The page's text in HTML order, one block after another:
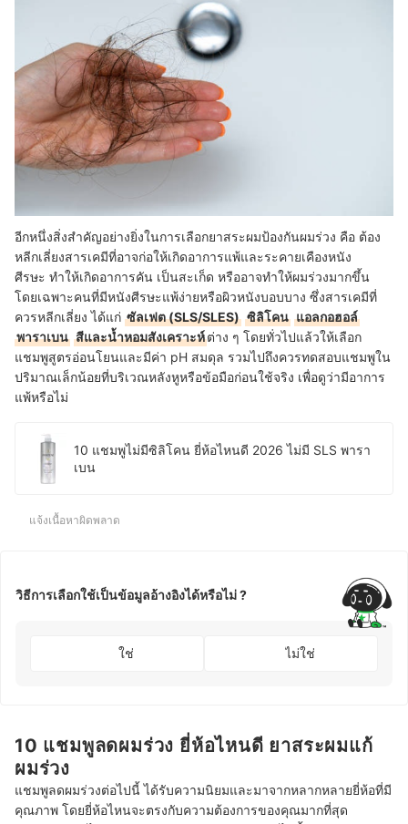
อีกหนึ่งสิ่งสำคัญอย่างยิ่งในการเลือกยาสระผมป้องกันผมร่วง คือ ต้อง
หลีกเลี่ยงสารเคมีที่อาจก่อให้เกิดอาการแพ้และระคายเคืองหนัง
ศีรษะ ทำให้เกิดอาการคัน เป็นสะเก็ด หรืออาจทำให้ผมร่วงมากขึ้น
โดยเฉพาะคนที่มีหนังศีรษะแพ้ง่ายหรือผิวหนังบอบบาง ซึ่งสารเคมีที่
ควรหลีกเลี่ยง ได้แก่ ซัลเฟต (SLS/SLES) ซิลิโคน แอลกอฮอล์
พาราเบน สีและน้ำหอมสังเคราะห์ต่าง ๆ โดยทั่วไปแล้วให้เลือก
แชมพูสูตรอ่อนโยนและมีค่า pH สมดุล รวมไปถึงควรทดสอบแชมพูใน
ปริมาณเล็กน้อยที่บริเวณหลังหูหรือข้อมือก่อนใช้จริง เพื่อดูว่ามีอาการ
แพ้หรือไม่
10 แชมพูไม่มีซิลิโคน ยี่ห้อไหนดี 2026 ไม่มี SLS พารา
เบน
แจ้งเนื้อหาผิดพลาด
วิธีการเลือกใช้เป็นข้อมูลอ้างอิงได้หรือไม่ ?
ใช่ ไม่ใช่
10 แชมพูลดผมร่วง ยี่ห้อไหนดี ยาสระผมแก้
ผมร่วง
แชมพูลดผมร่วงต่อไปนี้ ได้รับความนิยมและมาจากหลากหลายยี่ห้อที่มี
คุณภาพ โดยยี่ห้อไหนจะตรงกับความต้องการของคุณมากที่สุด